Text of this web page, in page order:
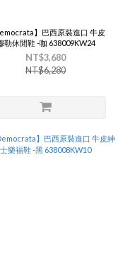
】巴西原裝進口 牛皮
勒休閒鞋 -咖 638009KW24
NT$3,680
NT$6,280